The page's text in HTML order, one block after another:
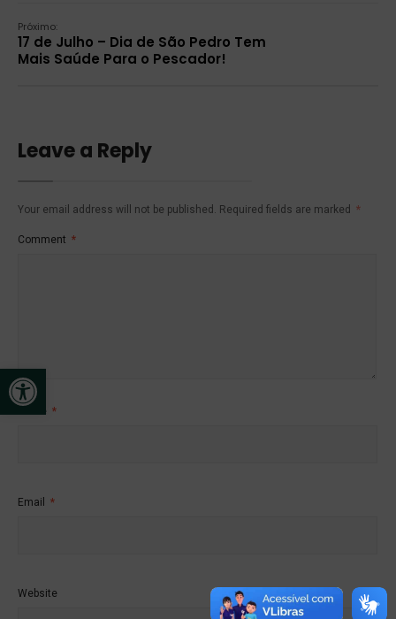
Open toolbar
Próximo:
17 de Julho – Dia de São Pedro Tem
Mais Saúde Para o Pescador!
Leave a Reply
Your email address will not be published. Required fields are marked *
Comment *
Name *
Email *
Website